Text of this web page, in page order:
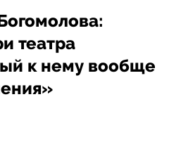
театра
к нему вообще